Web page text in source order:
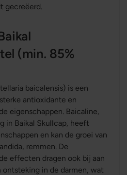
gecreëerd.
(min. 85%
baicalensis) is een
antioxidante en
eigenschappen. Baicaline,
in Baikal Skullcap, heeft
en kan de groei van
remmen. De
effecten dragen ook bij aan
ontsteking in de darmen, wat